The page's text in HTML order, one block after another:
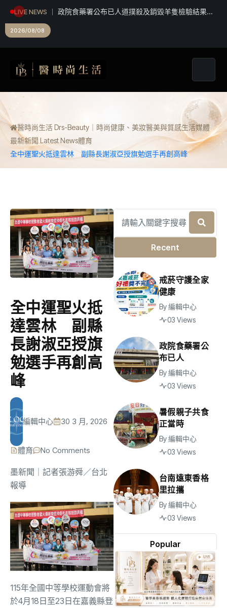
LIVE NEWS
政院食藥署公布已人道撲殺及銷毀羊隻檢驗結果
2026/08/08
醫時尚生活 Drs-Beauty｜時尚健康、美妝醫美與質感生活媒體
最新新聞 Latest News體育
全中運聖火抵達雲林 副縣長謝淑亞授旗勉選手再創高峰
全中運聖火抵
達雲林 副縣
長謝淑亞授旗
勉選手再創高
峰
編輯中心 30 3 月, 2026
體育 No Comments
墨新聞 ｜記者張游舜／台北
報導
115年全國中等學校運動會將
於4月18日至23日在嘉義縣登
Recent
Popular
戒菸守護全家
健康
By編輯中心
03 Views
政院食藥署公
布已人
By編輯中心
03 Views
暑假親子共食
正當時
By編輯中心
03 Views
台南遠東香格
里拉攜
By編輯中心
03 Views